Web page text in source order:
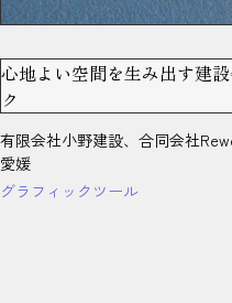
心地よい空間を生み出す建
ク
有限会社小野建設、合同会社
愛媛
グラフィックツール